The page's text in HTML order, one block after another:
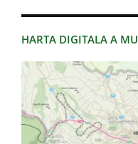
HARTA DIGITALA A